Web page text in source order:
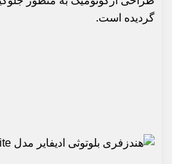
گردیده است.